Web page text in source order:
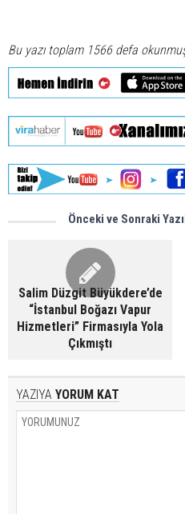
Bu yazı toplam 1566 defa
Önceki ve Sonraki
Salim Düzgit Büyükdere’de
“İstanbul Boğazı Vapur
Hizmetleri” Firmasıyla Yola
Çıkmıştı
YAZIYA YORUM KAT